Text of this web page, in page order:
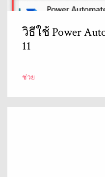
วิธีใช้ Power
11
ช่วย